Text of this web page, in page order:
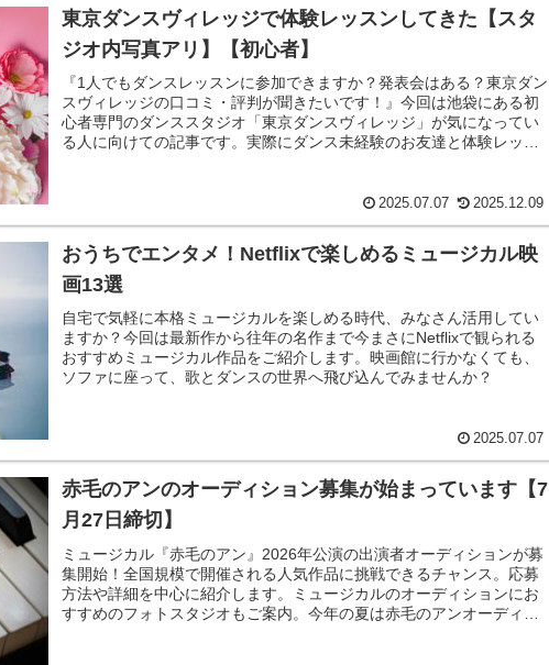
東京ダンスヴィレッジで体験レッスンしてきた【スタ
ジオ内写真アリ】【初心者】
『1人でもダンスレッスンに参加できますか？発表会はある？東京ダン
スヴィレッジの口コミ・評判が聞きたいです！』今回は池袋にある初
心者専門のダンススタジオ「東京ダンスヴィレッジ」が気になってい
る人に向けての記事です。実際にダンス未経験のお友達と体験レッス
2025.07.07 2025.12.09
おうちでエンタメ！Netflixで楽しめるミュージカル映
画13選
自宅で気軽に本格ミュージカルを楽しめる時代、みなさん活用してい
ますか？今回は最新作から往年の名作まで今まさにNetflixで観られる
おすすめミュージカル作品をご紹介します。映画館に行かなくても、
ソファに座って、歌とダンスの世界へ飛び込んでみませんか？
2025.07.07
赤毛のアンのオーディション募集が始まっています【7
月27日締切】
ミュージカル『赤毛のアン』2026年公演の出演者オーディションが募
集開始！全国規模で開催される人気作品に挑戦できるチャンス。応募
方法や詳細を中心に紹介します。ミュージカルのオーディションにお
すすめのフォトスタジオもご案内。今年の夏は赤毛のアンオーディシ